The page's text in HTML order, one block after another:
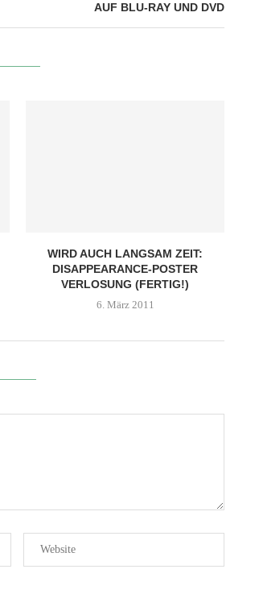
AUF BLU-RAY UND DVD
WIRD AUCH LANGSAM ZEIT:
DISAPPEARANCE-POSTER
VERLOSUNG (FERTIG!)
6. März 2011